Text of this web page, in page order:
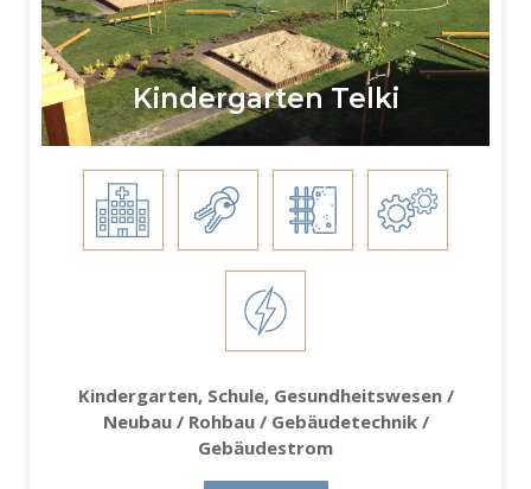
Kindergarten Telki
Kindergarten, Schule, Gesundheitswesen /
Neubau / Rohbau / Gebäudetechnik /
Gebäudestrom